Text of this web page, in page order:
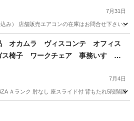
7月31日
み） 店舗販売エアコンの在庫はお問合せ下さい
ホームページ
オカムラ ヴィスコンテ オフィス
椅子 ワークチェア 事務いす デ
高機能チェア OAチェア 肘なし
付 背もたれ5段階固定 愛知 一宮
稲沢市 岩倉市 名古屋 岐阜 各
三重 グッドプライス一宮
7月4日
Ａランク 肘なし 座スライド付 背もたれ5段階